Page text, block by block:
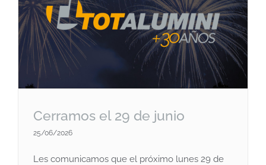
Cerramos el 29 de junio
25/06/2026
Les comunicamos que el próximo lunes 29 de